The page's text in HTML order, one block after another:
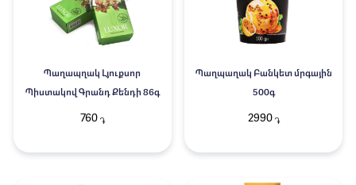
Պաղապղակ Լյուքսոր
Պիստակով Գրանդ Քենդի 86գ
760֏
Պաղպաղակ Բանկետ մրգային
500գ
2990֏